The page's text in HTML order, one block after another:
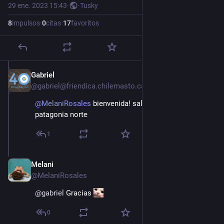
29 ene. 2023 15:43· ·Tusky
8impulsos·0citas·17favoritos
Gabriel
@gabriel@friendica.chilemasto.casa
@MelaniRosales bienvenida! saludos desde la
patagonia norte
1
Melani
@MelaniRosales
@gabriel Gracias
0